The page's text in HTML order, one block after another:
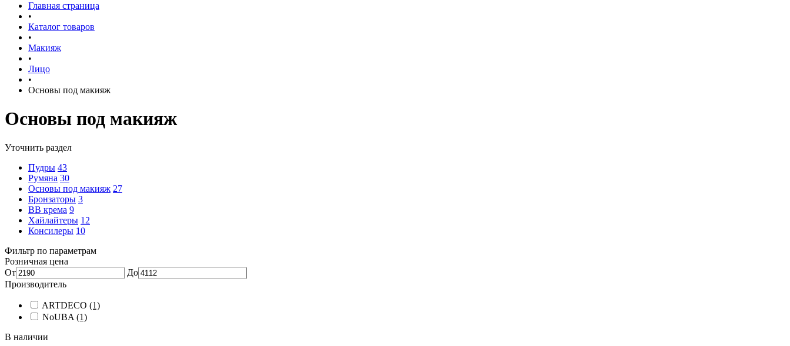
Главная страница
•
Каталог товаров
•
Макияж
•
Лицо
•
Основы под макияж
Основы под макияж
Уточнить раздел
Пудры 43
Румяна 30
Основы под макияж 27
Бронзаторы 3
BB крема 9
Хайлайтеры 12
Консилеры 10
Фильтр по параметрам
Розничная цена
От
До
Производитель
ARTDECO (1)
NoUBA (1)
В наличии